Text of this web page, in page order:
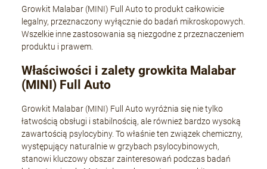
Growkit Malabar (MINI) Full Auto to produkt całkowicie
legalny, przeznaczony wyłącznie do badań mikroskopowych.
Wszelkie inne zastosowania są niezgodne z przeznaczeniem
produktu i prawem.
Właściwości i zalety growkita Malabar
(MINI) Full Auto
Growkit Malabar (MINI) Full Auto wyróżnia się nie tylko
łatwością obsługi i stabilnością, ale również bardzo wysoką
zawartością psylocybiny. To właśnie ten związek chemiczny,
występujący naturalnie w grzybach psylocybinowych,
stanowi kluczowy obszar zainteresowań podczas badań